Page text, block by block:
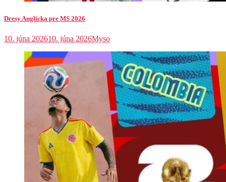
Dresy Anglicka pre MS 2026
10. júna 202610. júna 2026Myso